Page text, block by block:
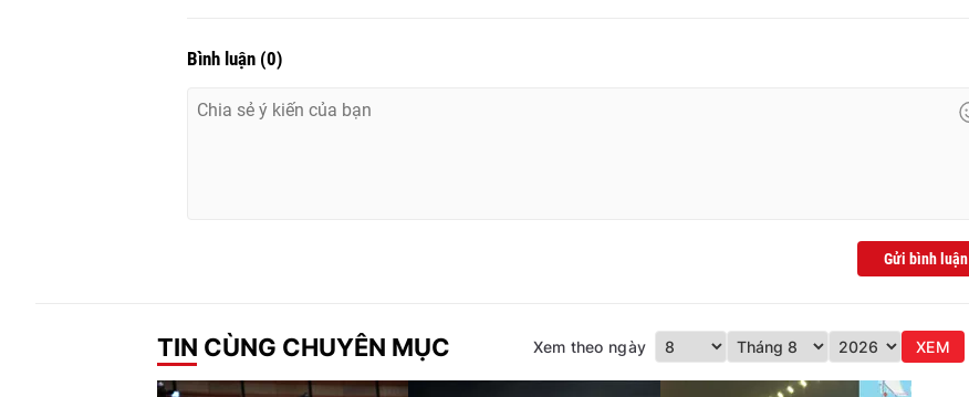
Bình luận (0)
Gửi bình luận
TIN CÙNG CHUYÊN MỤC Xem theo ngày XEM